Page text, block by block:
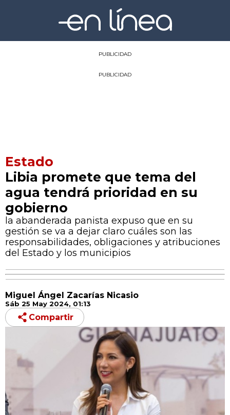
PUBLICIDAD
PUBLICIDAD
Estado
Libia promete que tema del
agua tendrá prioridad en su
gobierno
la abanderada panista expuso que en su
gestión se va a dejar claro cuáles son las
responsabilidades, obligaciones y atribuciones
del Estado y los municipios
Miguel Ángel Zacarías Nicasio
Sáb 25 May 2024, 01:13
Compartir